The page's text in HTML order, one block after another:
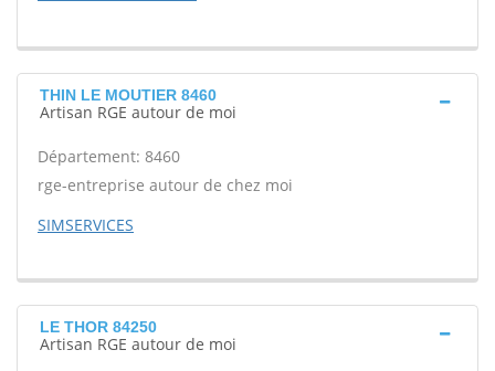
THIN LE MOUTIER 8460
Artisan RGE autour de moi
Département: 8460
rge-entreprise autour de chez moi
SIMSERVICES
LE THOR 84250
Artisan RGE autour de moi